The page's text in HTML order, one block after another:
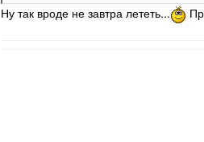
Ну так вроде не завтра лететь...